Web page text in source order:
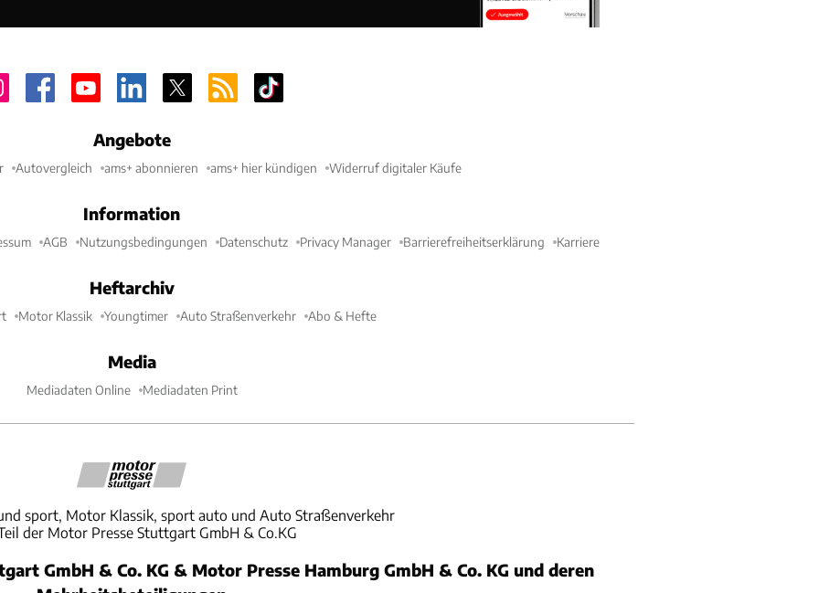
Angebote
Autovergleich ams+ abonnieren ams+ hier kündigen Widerruf digitaler Käufe
Information
AGB Nutzungsbedingungen Datenschutz Privacy Manager Barrierefreiheitserklärung Karriere
Heftarchiv
Motor Klassik Youngtimer Auto Straßenverkehr Abo & Hefte
Media
Mediadaten Online Mediadaten Print
sport, Motor Klassik, sport auto und Auto Straßenverkehr
der Motor Presse Stuttgart GmbH & Co.KG
GmbH & Co. KG & Motor Presse Hamburg GmbH & Co. KG und deren